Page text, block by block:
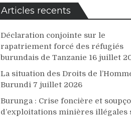
Articles recents
Déclaration conjointe sur le
rapatriement forcé des réfugiés
burundais de Tanzanie 16 juillet
La situation des Droits de
Burundi 7 juillet 2026
Burunga : Crise foncière et
d’exploitations minières illégales